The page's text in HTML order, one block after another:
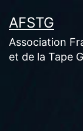
au
contenu
AFSTG
Association
et de la Tape